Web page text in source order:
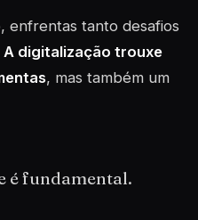
enfrentas tanto desafios
A digitalização trouxe
, mas também um
é fundamental.